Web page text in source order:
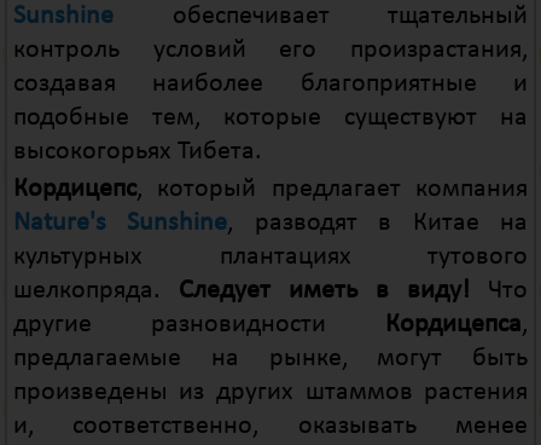
Sunshineобеспечивает тщательный
контроль условий его произрастания,
создавая наиболее благоприятные и
подобные тем, которые существуют на
высокогорьях Тибета.
Кордицепс, который предлагает компания
Nature's Sunshine, разводят в Китае на
культурных плантациях тутового
шелкопряда. Следует иметь в виду! Что
другие разновидности Кордицепса,
предлагаемые на рынке, могут быть
произведены из других штаммов растения
и, соответственно, оказывать менее